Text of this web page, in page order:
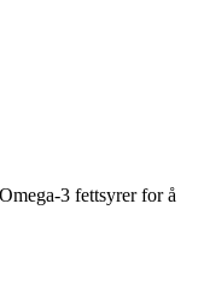
3 fettsyrer for å